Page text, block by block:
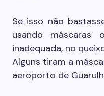
Se isso não
usando máscaras
inadequada, no
Alguns tiram a
aeroporto de